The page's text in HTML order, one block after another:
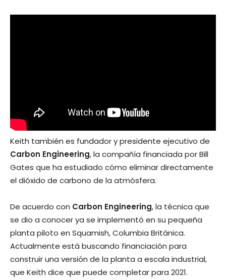
Keith también es fundador y presidente ejecutivo de
Carbon Engineering, la compañía financiada por Bill
Gates que ha estudiado cómo eliminar directamente
el dióxido de carbono de la atmósfera.
De acuerdo con Carbon Engineering, la técnica que
se dio a conocer ya se implementó en su pequeña
planta piloto en Squamish, Columbia Británica.
Actualmente está buscando financiación para
construir una versión de la planta a escala industrial,
que Keith dice que puede completar para 2021.